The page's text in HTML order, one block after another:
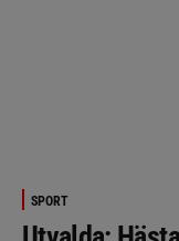
SPORT